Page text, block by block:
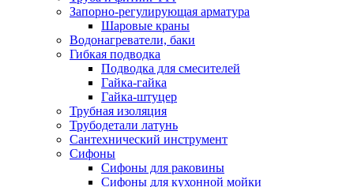
Запорно-регулирующая арматура
Шаровые краны
Водонагреватели, баки
Гибкая подводка
Подводка для смесителей
Гайка-гайка
Гайка-штуцер
Трубная изоляция
Трубодетали латунь
Сантехнический инструмент
Сифоны
Сифоны для раковины
Сифоны для кухонной мойки